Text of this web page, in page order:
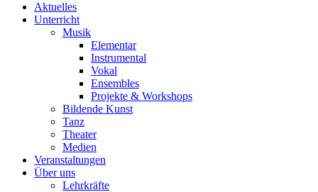
Aktuelles
Unterricht
Musik
Elementar
Instrumental
Vokal
Ensembles
Projekte & Workshops
Bildende Kunst
Tanz
Theater
Medien
Veranstaltungen
Über uns
Lehrkräfte